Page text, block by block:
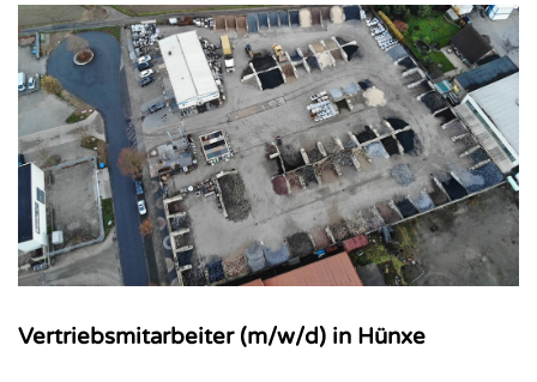
Vertriebsmitarbeiter (m/w/d) in Hünxe